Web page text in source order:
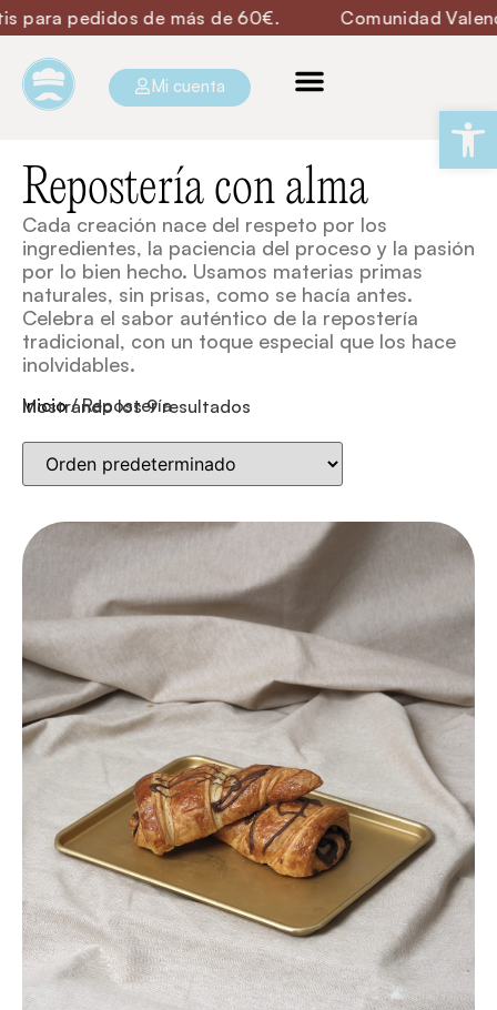
pedidos de más de 60€. Comunidad
Mi cuenta
Repostería con alma
Cada creación nace del respeto por los
ingredientes, la paciencia del proceso y la pasión
por lo bien hecho. Usamos materias primas
naturales, sin prisas, como se hacía antes.
Celebra el sabor auténtico de la repostería
tradicional, con un toque especial que los hace
inolvidables.
Inicio/ Repostería
Mostrando los 9 resultados